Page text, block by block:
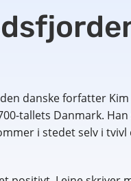
danske forfatter
tallets Danmark.
i stedet selv i